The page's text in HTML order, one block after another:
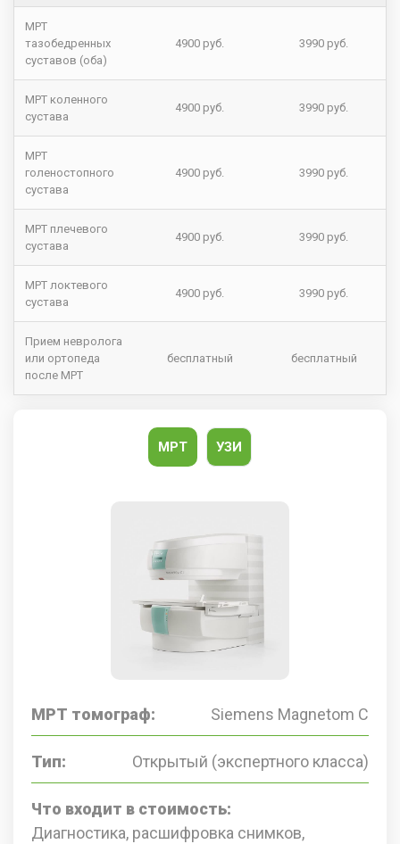
МРТ
тазобедренных
суставов (оба)
4900 руб. 3990 руб.
МРТ коленного
сустава
4900 руб. 3990 руб.
МРТ
голеностопного
сустава
4900 руб. 3990 руб.
МРТ плечевого
сустава
4900 руб. 3990 руб.
МРТ локтевого
сустава
4900 руб. 3990 руб.
Прием невролога
или ортопеда
после МРТ
бесплатный бесплатный
МРТ УЗИ
МРТ томограф: Siemens Magnetom C
Тип: Открытый (экспертного класса)
Что входит в стоимость:
Диагностика, расшифровка снимков,